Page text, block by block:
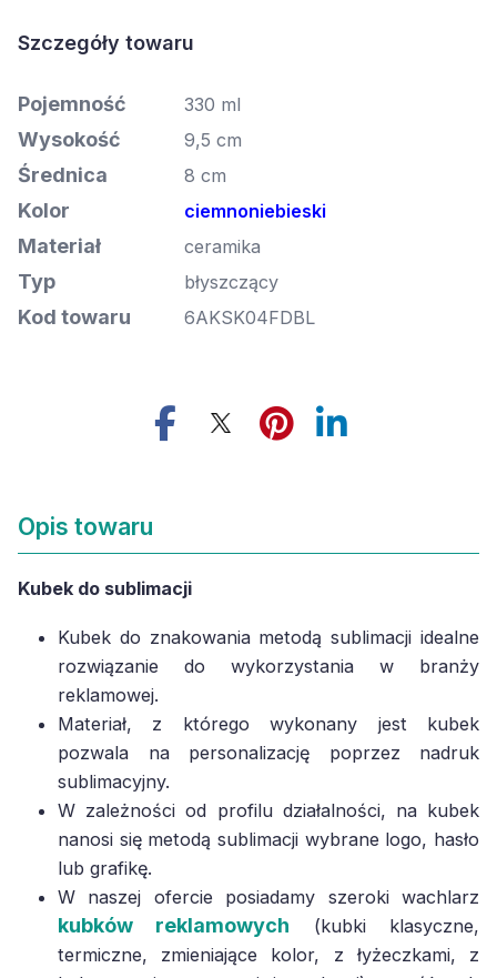
Szczegóły towaru
Pojemność 330 ml
Wysokość 9,5 cm
Średnica 8 cm
Kolor ciemnoniebieski
Materiał ceramika
Typ błyszczący
Kod towaru 6AKSK04FDBL
Opis towaru
Kubek do sublimacji
Kubek do znakowania metodą sublimacji idealne
rozwiązanie do wykorzystania w branży
reklamowej.
Materiał, z którego wykonany jest kubek
pozwala na personalizację poprzez nadruk
sublimacyjny.
W zależności od profilu działalności, na kubek
nanosi się metodą sublimacji wybrane logo, hasło
lub grafikę.
W naszej ofercie posiadamy szeroki wachlarz
kubków reklamowych
(kubki klasyczne,
termiczne, zmieniające kolor, z łyżeczkami, z